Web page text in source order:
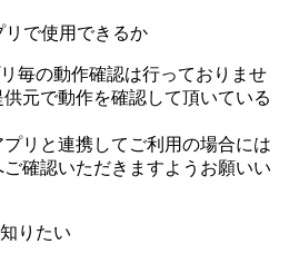
で使用できるか
毎の動作確認は行っておりませ
元で動作を確認して頂いている
リと連携してご利用の場合には
確認いただきますようお願いい
りたい